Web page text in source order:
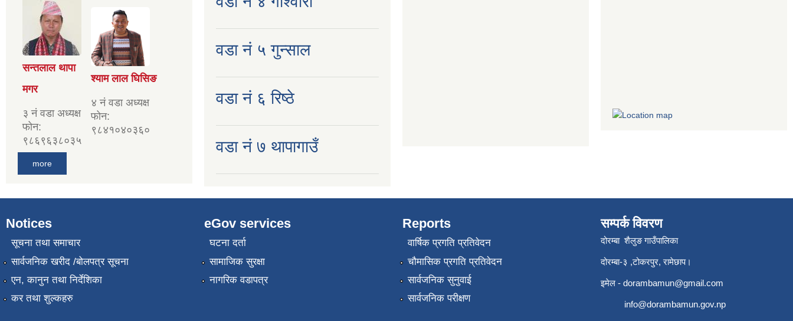
सन्तलाल थापा
मगर
३ नं वडा अध्यक्ष
फोन:
९८६९६३८०३५
श्याम लाल घिसिङ
४ नं वडा अध्यक्ष
फोन:
९८४१०४०३६०
more
वडा नं ५ गुन्साल
वडा नं ६ रिष्ठे
वडा नं ७ थापागाउँ
Notices
सूचना तथा समाचार
सार्वजनिक खरीद /बोलपत्र सूचना
एन, कानुन तथा निर्देशिका
कर तथा शुल्कहरु
eGov services
घटना दर्ता
सामाजिक सुरक्षा
नागरिक वडापत्र
Reports
वार्षिक प्रगति प्रतिवेदन
चौमासिक प्रगति प्रतिवेदन
सार्वजनिक सुनुवाई
सार्वजनिक परीक्षण
सम्पर्क विवरण
दोरम्बा शैलुङ गाउँपालिका
दोरम्बा-३ ,टोकरपुर, रामेछाप।
इमेल - dorambamun@gmail.com
info@dorambamun.gov.np